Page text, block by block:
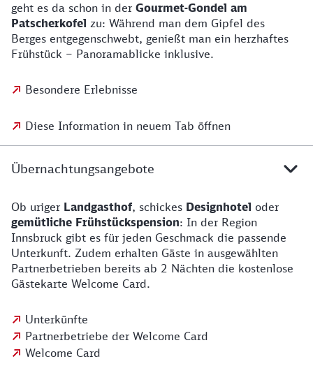
geht es da schon in der Gourmet-Gondel am
Patscherkofel zu: Während man dem Gipfel des
Berges entgegenschwebt, genießt man ein herzhaftes
Frühstück – Panoramablicke inklusive.
Besondere Erlebnisse
Diese Information in neuem Tab öffnen
Übernachtungsangebote
Ob uriger Landgasthof, schickes Designhotel oder
gemütliche Frühstückspension: In der Region
Innsbruck gibt es für jeden Geschmack die passende
Unterkunft. Zudem erhalten Gäste in ausgewählten
Partnerbetrieben bereits ab 2 Nächten die kostenlose
Gästekarte Welcome Card.
Unterkünfte
Partnerbetriebe der Welcome Card
Welcome Card